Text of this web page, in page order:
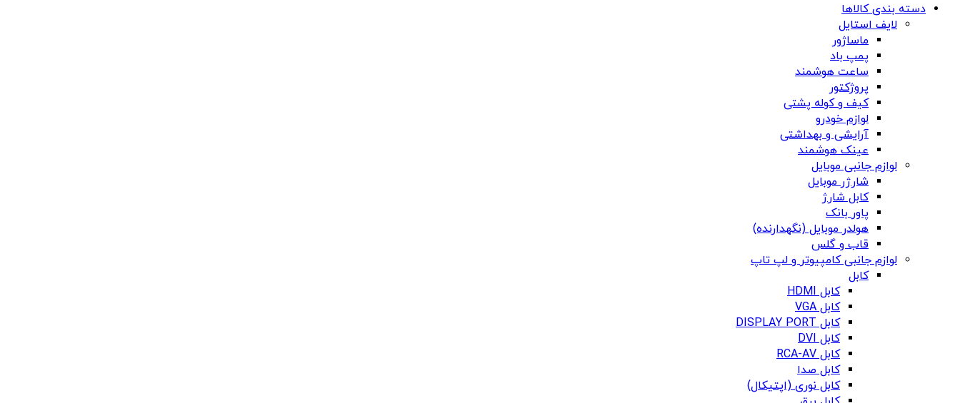
دسته بندی کالاها
لایف استایل
ماساژور
پمپ باد
ساعت هوشمند
پروژکتور
کیف و کوله پشتی
لوازم خودرو
آرایشی و بهداشتی
عینک هوشمند
لوازم جانبی موبایل
شارژر موبایل
کابل شارژ
پاور بانک
هولدر موبایل (نگهدارنده)
قاب و گلس
لوازم جانبی کامپیوتر و لپ تاپ
کابل
کابل HDMI
کابل VGA
کابل DISPLAY PORT
کابل DVI
کابل RCA-AV
کابل صدا
کابل نوری (اپتیکال)